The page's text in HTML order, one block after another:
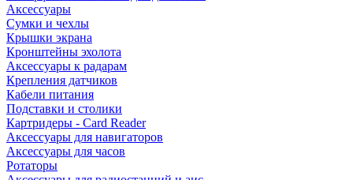
Аксессуары
Сумки и чехлы
Крышки экрана
Кронштейны эхолота
Аксессуары к радарам
Крепления датчиков
Кабели питания
Подставки и столики
Картридеры - Card Reader
Аксессуары для навигаторов
Аксессуары для часов
Ротаторы